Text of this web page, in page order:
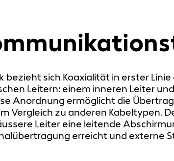
sich Koaxialität in erster
Leitern: einem inneren Leiter
Anordnung ermöglicht die
Vergleich zu anderen Kabeltypen.
Leiter eine leitende
erreicht und externe